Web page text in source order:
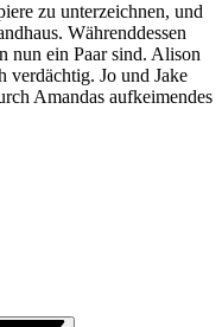
zu unterzeichnen, und
Währenddessen
nun ein Paar sind. Alison
verdächtig. Jo und Jake
Amandas aufkeimendes